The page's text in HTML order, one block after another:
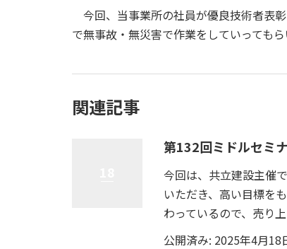
今回、当事業所の社員が優良技術者表
で無事故・無災害で作業をしてい
関連記事
第132回ミドルセミ
今回は、共立建設主催
いただき、高い目標を
わっているので、売り
公開済み: 2025年4月18